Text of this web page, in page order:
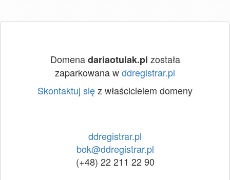
Domenadariaotulak.pl została
zaparkowana wddregistrar.pl
Skontaktuj sięz właścicielem domeny
ddregistrar.pl
bok@ddregistrar.pl
(+48) 22 211 22 90